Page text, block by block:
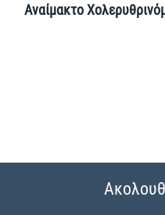
Αναίμακτο